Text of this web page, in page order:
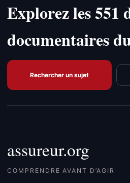
Explorez les 551
documentaires
Rechercher un sujet
assureur.org
COMPRENDRE AVANT D’AGIR